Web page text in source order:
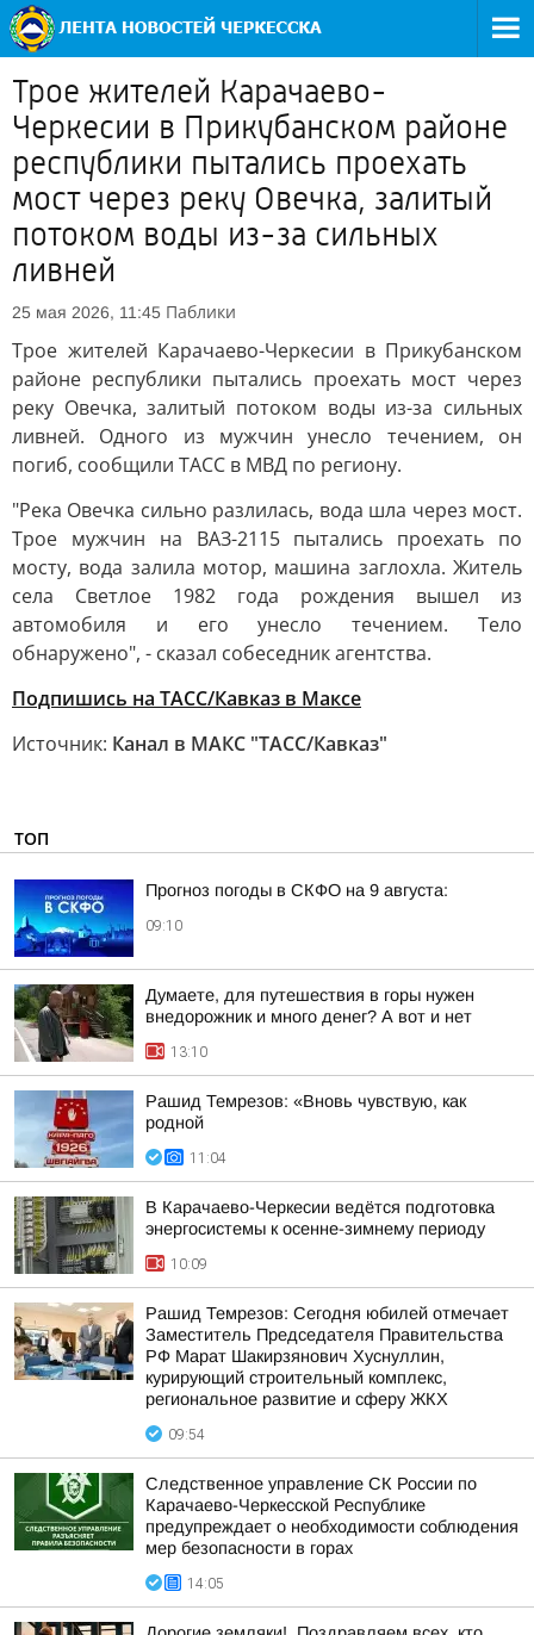
Трое жителей Карачаево-
Черкесии в Прикубанском районе
республики пытались проехать
мост через реку Овечка, залитый
потоком воды из-за сильных
ливней
25 мая 2026, 11:45 Паблики
Трое жителей Карачаево-Черкесии в Прикубанском
районе республики пытались проехать мост через
реку Овечка, залитый потоком воды из-за сильных
ливней. Одного из мужчин унесло течением, он
погиб, сообщили ТАСС в МВД по региону.
"Река Овечка сильно разлилась, вода шла через мост.
Трое мужчин на ВАЗ-2115 пытались проехать по
мосту, вода залила мотор, машина заглохла. Житель
села Светлое 1982 года рождения вышел из
автомобиля и его унесло течением. Тело
обнаружено", - сказал собеседник агентства.
Подпишись на ТАСС/Кавказ в Максе
Источник: Канал в МАКС "ТАСС/Кавказ"
ТОП
Прогноз погоды в СКФО на 9 августа:
09:10
Думаете, для путешествия в горы нужен
внедорожник и много денег? А вот и нет
13:10
Рашид Темрезов: «Вновь чувствую, как
родной
11:04
В Карачаево-Черкесии ведётся подготовка
энергосистемы к осенне-зимнему периоду
10:09
Рашид Темрезов: Сегодня юбилей отмечает
Заместитель Председателя Правительства
РФ Марат Шакирзянович Хуснуллин,
курирующий строительный комплекс,
региональное развитие и сферу ЖКХ
09:54
Следственное управление СК России по
Карачаево-Черкесской Республике
предупреждает о необходимости соблюдения
мер безопасности в горах
14:05